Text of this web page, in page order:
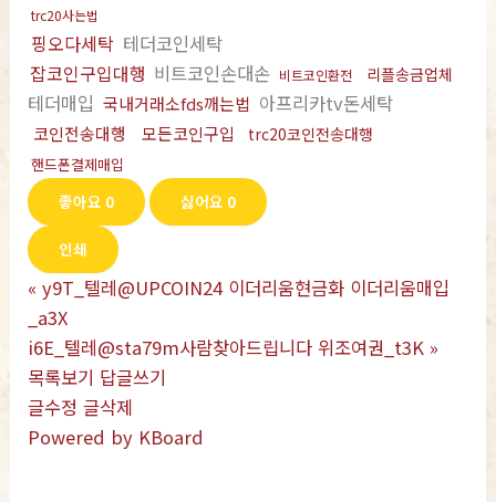
trc20사는법
핑오다세탁 테더코인세탁
잡코인구입대행 비트코인손대손 비트코인환전 리플송금업체
테더매입 국내거래소fds깨는법 아프리카tv돈세탁
코인전송대행 모든코인구입 trc20코인전송대행
핸드폰결제매입
좋아요 0 싫어요 0
인쇄
« y9T_텔레@UPCOIN24 이더리움현금화 이더리움매입
_a3X
i6E_텔레@sta79m사람찾아드립니다 위조여권_t3K »
목록보기 답글쓰기
글수정 글삭제
Powered by KBoard